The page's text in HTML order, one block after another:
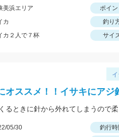
美浜エリア
ポイン
カ 釣り
カ２人で７杯 サイ
オススメ！！イサキにア
るときに針から外れてしまうので
05/30 釣行時